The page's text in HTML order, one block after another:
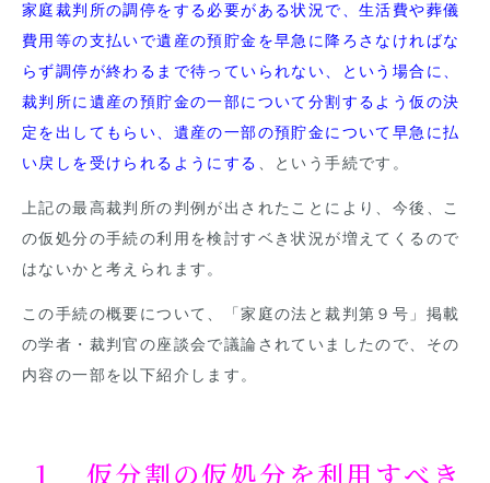
家庭裁判所の調停をする必要がある状況で、生活費や葬儀
費用等の支払いで遺産の預貯金を早急に降ろさなければな
らず調停が終わるまで待っていられない、という場合に、
裁判所に遺産の預貯金の一部について分割するよう仮の決
定を出してもらい、遺産の一部の預貯金について早急に払
い戻しを受けられるようにする
、という手続です。
上記の最高裁判所の判例が出されたことにより、今後、こ
の仮処分の手続の利用を検討すベき状況が増えてくるので
はないかと考えられます。
この手続の概要について、「家庭の法と裁判第９号」掲載
の学者・裁判官の座談会で議論されていましたので、その
内容の一部を以下紹介します。
１ 仮分割の仮処分を利用すべき